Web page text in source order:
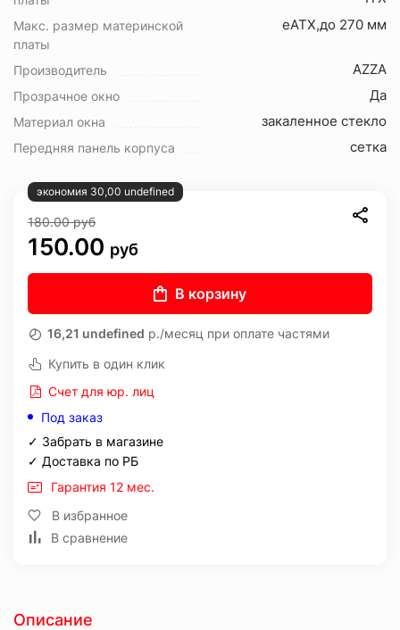
Макс. размер материнской
платы
eATX,до 270 мм
Производитель AZZA
Прозрачное окно Да
Материал окна закаленное стекло
Передняя панель корпуса сетка
экономия 30,00 undefined
180.00руб
150.00 руб
В корзину
16,21 undefined р./месяц при оплате частями
Купить в один клик
Счет для юр. лиц
Под заказ
✓ Забрать в магазине
✓ Доставка по РБ
Гарантия 12 мес.
В избранное
В сравнение
Описание